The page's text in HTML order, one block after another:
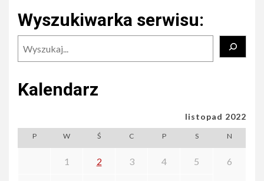
Wyszukiwarka serwisu:
Kalendarz
listopad 2022
P W Ś C P S N
1 2 3 4 5 6